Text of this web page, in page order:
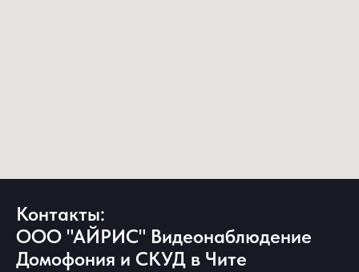
Контакты:
ООО "АЙРИС" Видеонаблюдение
Домофония и СКУД в Чите